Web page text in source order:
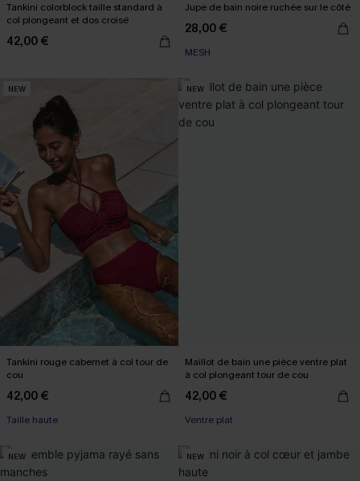
Tankini colorblock taille standard à
col plongeant et dos croisé
42,00 €
Jupe de bain noire ruchée sur le côté
28,00 €
MESH
NEW
Tankini rouge cabernet à col tour de
cou
42,00 €
Taille haute
NEW
Maillot de bain une pièce ventre plat
à col plongeant tour de cou
42,00 €
Ventre plat
NEW NEW